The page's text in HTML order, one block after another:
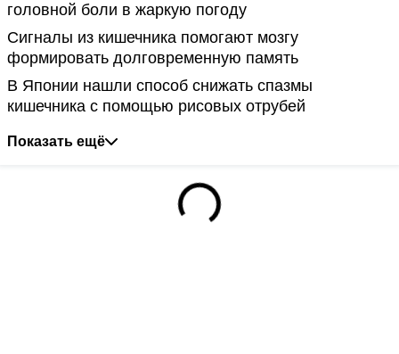
головной боли в жаркую погоду
Сигналы из кишечника помогают мозгу
формировать долговременную память
В Японии нашли способ снижать спазмы
кишечника с помощью рисовых отрубей
Показать ещё